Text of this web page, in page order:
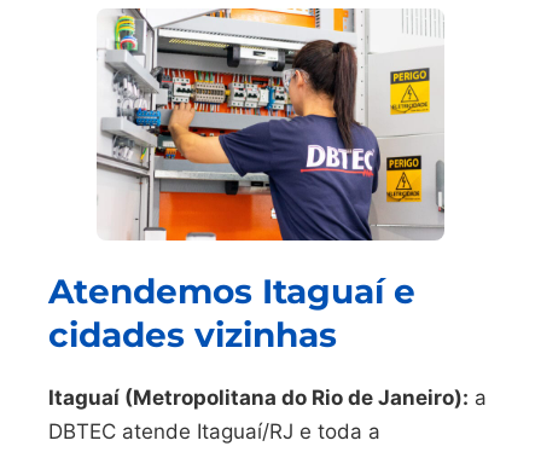
Atendemos Itaguaí e
cidades vizinhas
Itaguaí (Metropolitana do Rio de Janeiro): a
DBTEC atende Itaguaí/RJ e toda a